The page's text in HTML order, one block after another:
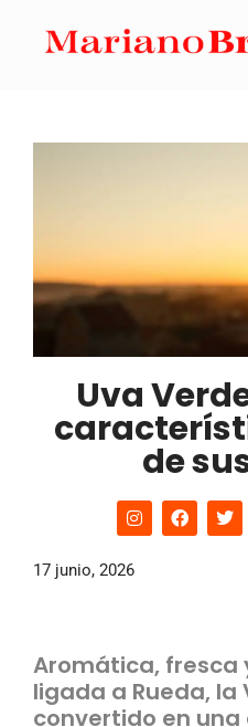
Uva
de
17 junio, 2026
Aromática,
ligada a Rueda, la
convertido en